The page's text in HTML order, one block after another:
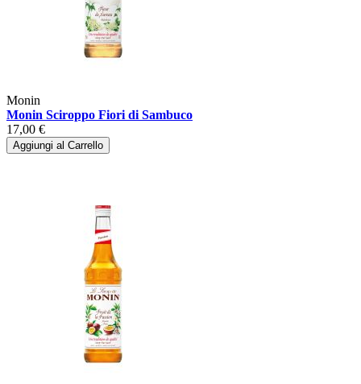
Monin
Monin Sciroppo Fiori di Sambuco
17,00 €
Aggiungi al Carrello